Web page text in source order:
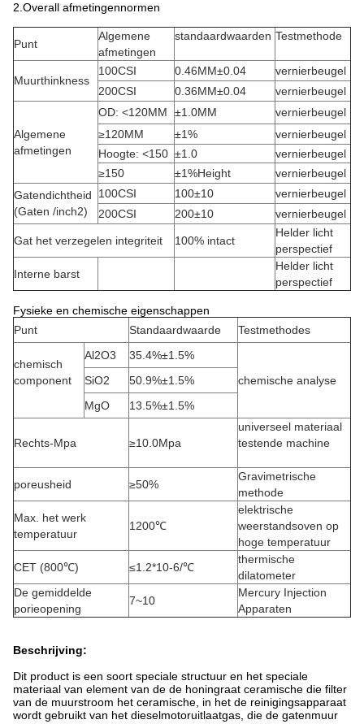
2.Overall afmetingennormen
Punt
Algemene
afmetingen
standaardwaarden Testmethode
Muurthinkness
100CSI 0.46MM±0.04
vernierbeugel
200CSI
0.36MM±0.04 vernierbeugel
Algemene
afmetingen
OD: <120MM ±1.0MM
vernierbeugel
≥120MM
±1%
vernierbeugel
Hoogte: <150 ±1.0
vernierbeugel
≥150
±1%Height
vernierbeugel
Gatendichtheid
(Gaten /inch2)
100CSI 100±10
vernierbeugel
200CSI
200±10 vernierbeugel
Gat het verzegelen integriteit 100% intact
Helder licht
perspectief
Interne barst
Helder licht
perspectief
Fysieke en chemische eigenschappen
Punt
Standaardwaarde Testmethodes
chemisch
component
Al2O3
35.4%±1.5%
chemische analyse
SiO2
50.9%±1.5%
MgO
13.5%±1.5%
Rechts-Mpa ≥10.0Mpa
universeel materiaal
testende machine
poreusheid ≥50%
Gravimetrische
methode
Max. het werk
temperatuur
1200℃
elektrische
weerstandsoven op
hoge temperatuur
CET (800℃)
≤1.2*10-6/℃
thermische
dilatometer
De gemiddelde
porieopening
7~10
Mercury Injection
Apparaten
Beschrijving:
Dit product is een soort speciale structuur en het speciale
materiaal van element van de de honingraat ceramische die filter
van de muurstroom het ceramische, in het de reinigingsapparaat
wordt gebruikt van het dieselmotoruitlaatgas, die de gatenmuur